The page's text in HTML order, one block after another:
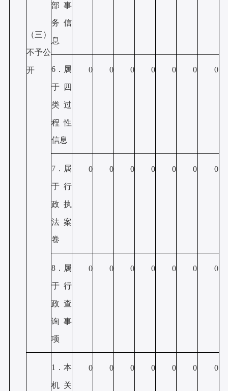
（三）
不予公
开
部事
务信
息
6．属
于四
类过
程性
信息
0 0 0 0 0 0 0
7．属
于行
政执
法案
卷
0 0 0 0 0 0 0
8．属
于行
政查
询事
项
0 0 0 0 0 0 0
1．本
机关
0 0 0 0 0 0 0